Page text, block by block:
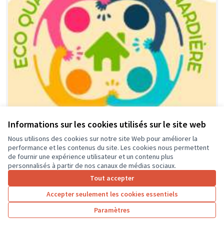
Informations sur les cookies utilisés sur le site web
Nous utilisons des cookies sur notre site Web pour améliorer la
performance et les contenus du site. Les cookies nous permettent
de fournir une expérience utilisateur et un contenu plus
personnalisés à partir de nos canaux de médias sociaux.
Tout accepter
Accepter seulement les cookies essentiels
Paramètres
Financement équipement, activités
et animations locales dédié aux
jeunes de l'éco-quartier et leurs
parents.
Soumis
association ECO-QUARTIER LA GUIGNARDIERE 0 0